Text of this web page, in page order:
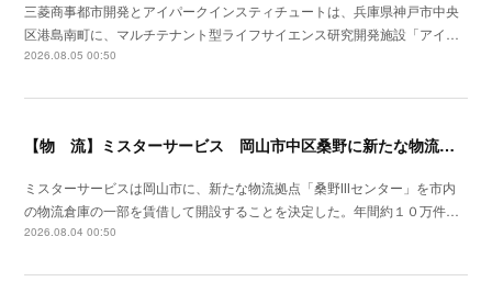
三菱商事都市開発とアイパークインスティチュートは、兵庫県神戸市中央
区港島南町に、マルチテナント型ライフサイエンス研究開発施設「アイ…
2026.08.05 00:50
【物 流】ミスターサービス 岡山市中区桑野に新たな物流拠点を増設
ミスターサービスは岡山市に、新たな物流拠点「桑野Ⅲセンター」を市内
の物流倉庫の一部を賃借して開設することを決定した。年間約１０万件…
2026.08.04 00:50